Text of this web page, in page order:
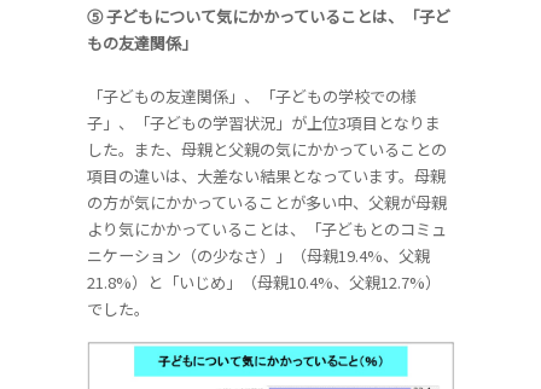
⑤ 子どもについて気にかかっていることは、「子ど
もの友達関係」
「子どもの友達関係」、「子どもの学校での様
子」、「子どもの学習状況」が上位3項目となりま
した。また、母親と父親の気にかかっていることの
項目の違いは、大差ない結果となっています。母親
の方が気にかかっていることが多い中、父親が母親
より気にかかっていることは、「子どもとのコミュ
ニケーション（の少なさ）」（母親19.4%、父親
21.8%）と「いじめ」（母親10.4%、父親12.7%）
でした。